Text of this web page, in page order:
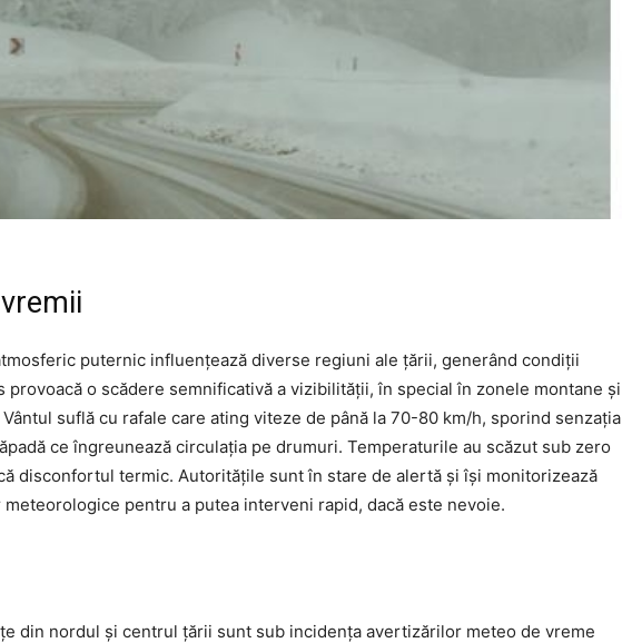
puternic influențează diverse regiuni ale țării, generând condiții
o scădere semnificativă a vizibilității, în special în zonele montane și
suflă cu rafale care ating viteze de până la 70-80 km/h, sporind senzația
ce îngreunează circulația pe drumuri. Temperaturile au scăzut sub zero
disconfortul termic. Autoritățile sunt în stare de alertă și își monitorizează
pentru a putea interveni rapid, dacă este nevoie.
din nordul și centrul țării sunt sub incidența avertizărilor meteo de vreme